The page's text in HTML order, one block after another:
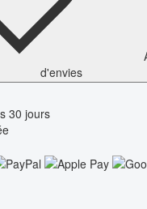
d'envies
30 jours